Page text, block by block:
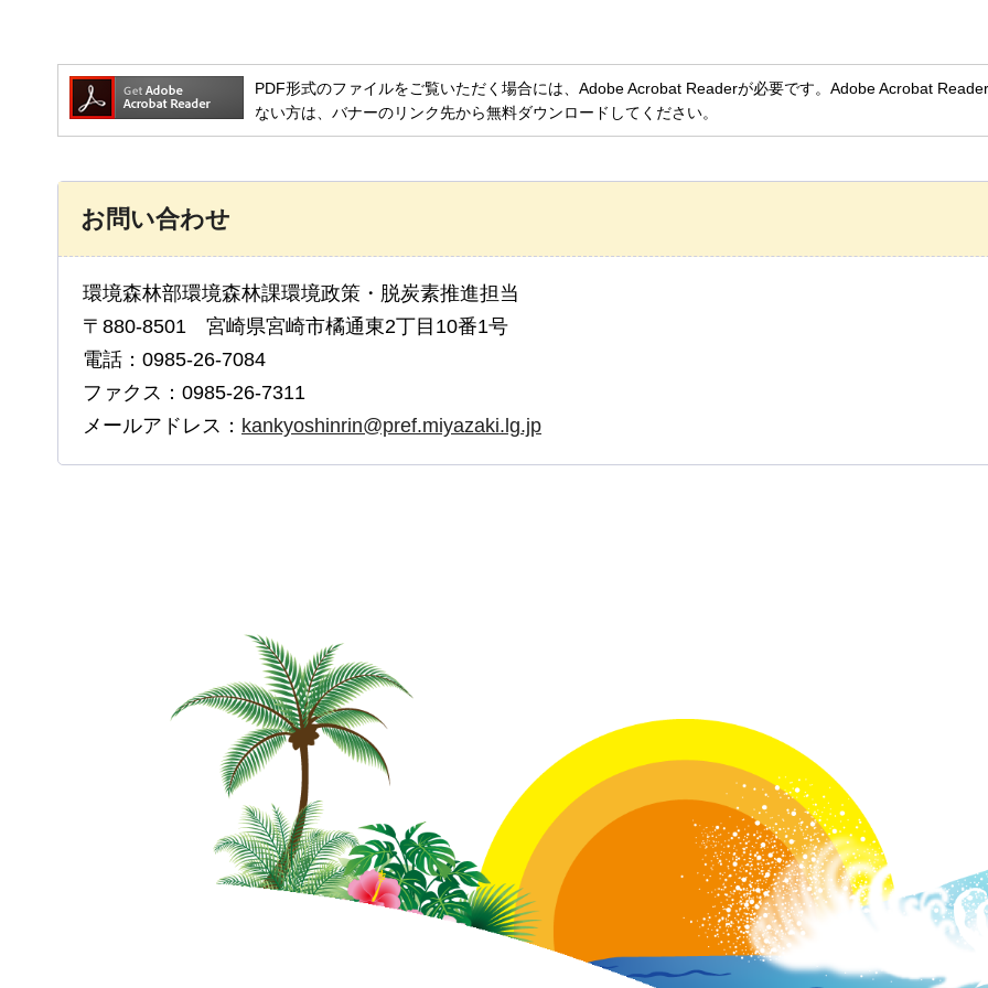
PDF形式のファイルをご覧いただく場合には、Adobe Acrobat Readerが必要です。Adobe Acrobat
ない方は、バナーのリンク先から無料ダウンロードしてください。
お問い合わせ
環境森林部環境森林課環境政策・脱炭素推進担当
〒880-8501 宮崎県宮崎市橘通東2丁目10番1号
電話：0985-26-7084
ファクス：0985-26-7311
メールアドレス： kankyoshinrin@pref.miyazaki.lg.jp